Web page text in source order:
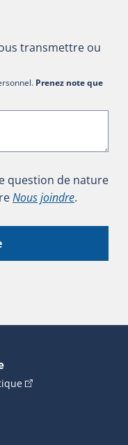
transmettre ou
Prenez note que
question de nature
Nous joindre.
(Cet hyperlien